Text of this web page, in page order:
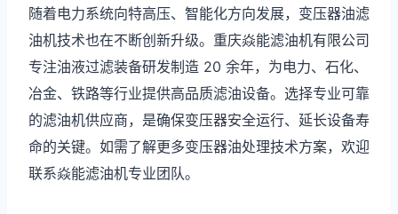
随着电力系统向特高压、智能化方向发展，变压器油滤
油机技术也在不断创新升级。重庆焱能滤油机有限公司
专注油液过滤装备研发制造 20 余年，为电力、石化、
冶金、铁路等行业提供高品质滤油设备。选择专业可靠
的滤油机供应商，是确保变压器安全运行、延长设备寿
命的关键。如需了解更多变压器油处理技术方案，欢迎
联系焱能滤油机专业团队。